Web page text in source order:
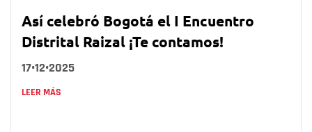
Así celebró Bogotá el I Encuentro
Distrital Raizal ¡Te contamos!
17•12•2025
LEER MÁS